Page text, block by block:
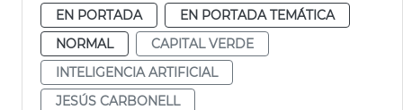
EN PORTADA
EN PORTADA TEMÁTICA
NORMAL
CAPITAL VERDE
INTELIGENCIA ARTIFICIAL
JESÚS CARBONELL